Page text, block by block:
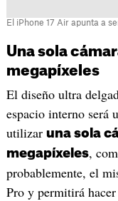
El iPhone 17 Air apunta a
Una sola
megapíxeles
El diseño ultra
espacio interno será
utilizar una sola
megapíxeles,
probablemente, el
Pro y permitirá